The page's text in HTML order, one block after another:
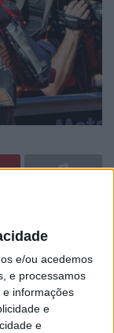
e/ou acedemos
e processamos
informações
e
e
de Jack
melhor
nas primeiras
voltas do final
a temporada